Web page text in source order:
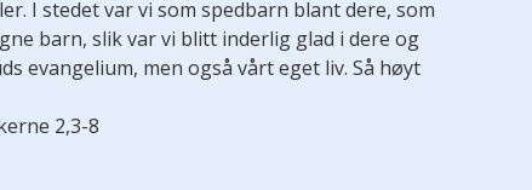
I stedet var vi som spedbarn blant dere, som
barn, slik var vi blitt inderlig glad i dere og
evangelium, men også vårt eget liv. Så høyt
2,3-8